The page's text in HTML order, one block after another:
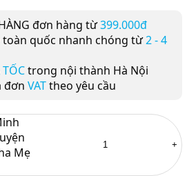
đơn hàng từ399.000đ
toàn quốc nhanh chóng từ2 - 4
trong nội thành Hà Nội
đơn VATtheo yêu cầu
Mẹ